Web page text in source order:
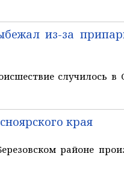
из-за
случилось в
края
районе